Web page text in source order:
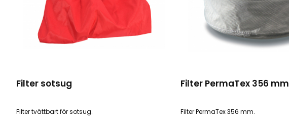
Filter sotsug
Filter tvättbart för sotsug.
Filter PermaTex 356 mm
Filter PermaTex 356 mm.